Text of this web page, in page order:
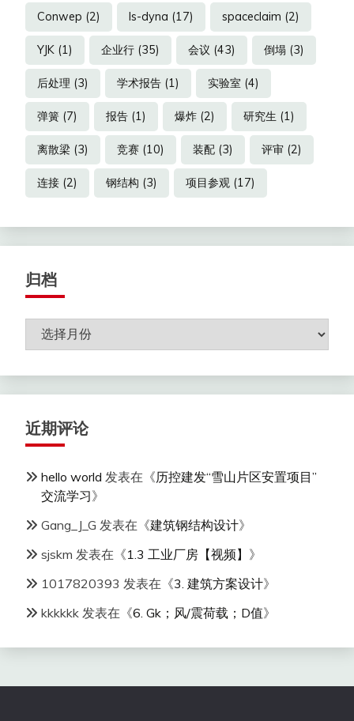
Conwep (2) ls-dyna (17) spaceclaim (2)
YJK (1) 企业行 (35) 会议 (43) 倒塌 (3)
后处理 (3) 学术报告 (1) 实验室 (4)
弹簧 (7) 报告 (1) 爆炸 (2) 研究生 (1)
离散梁 (3) 竞赛 (10) 装配 (3) 评审 (2)
连接 (2) 钢结构 (3) 项目参观 (17)
归档
档
近期评论
hello world 发表在《历控建发“雪山片区安置项目”
交流学习》
Gang_J_G 发表在《建筑钢结构设计》
sjskm 发表在《1.3 工业厂房【视频】 》
1017820393 发表在《3. 建筑方案设计》
kkkkkk 发表在《6. Gk；风/震荷载；D值》